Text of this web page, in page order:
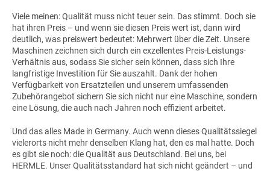
Viele meinen: Qualität muss nicht teuer sein. Das stimmt. Doch sie
hat ihren Preis – und wenn sie diesen Preis wert ist, dann wird
deutlich, was preiswert bedeutet: Mehrwert über die Zeit. Unsere
Maschinen zeichnen sich durch ein exzellentes Preis-Leistungs-
Verhältnis aus, sodass Sie sicher sein können, dass sich Ihre
langfristige Investition für Sie auszahlt. Dank der hohen
Verfügbarkeit von Ersatzteilen und unserem umfassenden
Zubehörangebot sichern Sie sich nicht nur eine Maschine, sondern
eine Lösung, die auch nach Jahren noch effizient arbeitet.
Und das alles Made in Germany. Auch wenn dieses Qualitätssiegel
vielerorts nicht mehr denselben Klang hat, den es mal hatte. Doch
es gibt sie noch: die Qualität aus Deutschland. Bei uns, bei
HERMLE. Unser Qualitätsstandard hat sich nicht geändert – und